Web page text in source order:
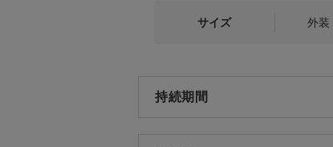
サイズ 外装
持続期間